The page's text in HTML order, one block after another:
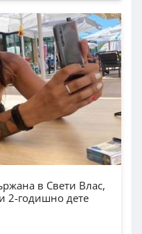
в Свети Влас,
2-годишно дете